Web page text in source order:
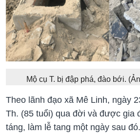
Mộ cụ T. bị đập phá, đào bới.
Theo lãnh đạo xã Mê Linh, ngày
Th. (85 tuổi) qua đời và được gia
táng, làm lễ tang một ngày sau